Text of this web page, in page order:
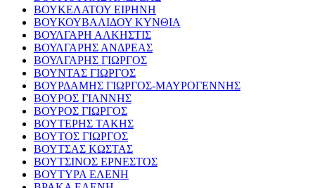
ΒΟΥΚΕΛΑΤΟΥ ΕΙΡΗΝΗ
ΒΟΥΚΟΥΒΑΛΙΔΟΥ ΚΥΝΘΙΑ
ΒΟΥΛΓΑΡΗ ΑΛΚΗΣΤΙΣ
ΒΟΥΛΓΑΡΗΣ ΑΝΔΡΕΑΣ
ΒΟΥΛΓΑΡΗΣ ΓΙΩΡΓΟΣ
ΒΟΥΝΤΑΣ ΓΙΩΡΓΟΣ
ΒΟΥΡΔΑΜΗΣ ΓΙΩΡΓΟΣ-ΜΑΥΡΟΓΕΝΝΗΣ
ΒΟΥΡΟΣ ΓΙΑΝΝΗΣ
ΒΟΥΡΟΣ ΓΙΩΡΓΟΣ
ΒΟΥΤΕΡΗΣ ΤΑΚΗΣ
ΒΟΥΤΟΣ ΓΙΩΡΓΟΣ
ΒΟΥΤΣΑΣ ΚΩΣΤΑΣ
ΒΟΥΤΣΙΝΟΣ ΕΡΝΕΣΤΟΣ
ΒΟΥΤΥΡΑ ΕΛΕΝΗ